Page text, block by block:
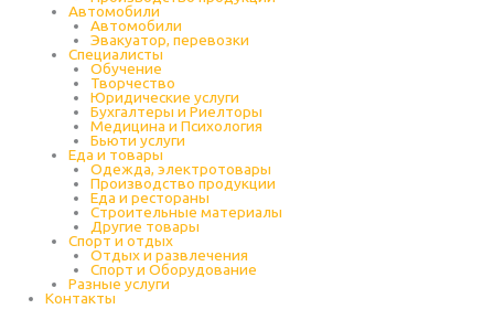
Автомобили
Автомобили
Эвакуатор, перевозки
Специалисты
Обучение
Творчество
Юридические услуги
Бухгалтеры и Риелторы
Медицина и Психология
Бьюти услуги
Еда и товары
Одежда, электротовары
Производство продукции
Еда и рестораны
Строительные материалы
Другие товары
Спорт и отдых
Отдых и развлечения
Спорт и Оборудование
Разные услуги
Контакты